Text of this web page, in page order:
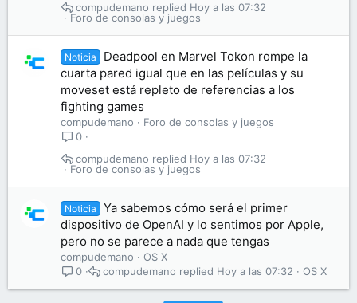
Foro de consolas y juegos
Hoy a las 07:32
compudemano
Noticia
Deadpool en Marvel Tokon rompe la
cuarta pared igual que en las películas y su
moveset está repleto de referencias a los
fighting games
compudemano
Foro de consolas y juegos
0
Foro de consolas y juegos
Hoy a las 07:32
compudemano
Noticia
Ya sabemos cómo será el primer
dispositivo de OpenAI y lo sentimos por Apple,
pero no se parece a nada que tengas
compudemano
OS X
0
OS X
Hoy a las 07:32
compudemano